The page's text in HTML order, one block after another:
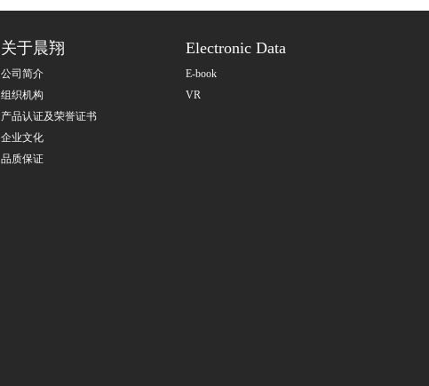
关于晨翔
公司简介
组织机构
产品认证及荣誉证书
企业文化
品质保证
Electronic Data
E-book
VR